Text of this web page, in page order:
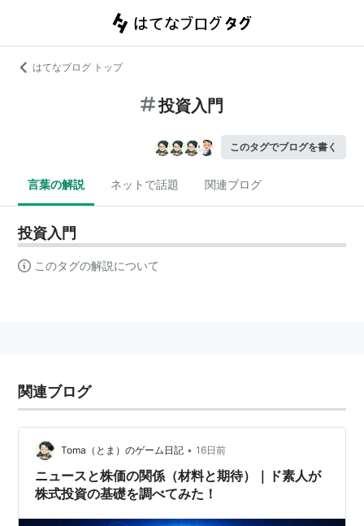
はてなブログ トップ
投資入門
このタグでブログを書く
言葉の解説 ネットで話題 関連ブログ
投資入門
このタグの解説について
関連ブログ
Toma（とま）のゲーム日記 • 16日前
ニュースと株価の関係（材料と期待）｜ド素人が
株式投資の基礎を調べてみた！